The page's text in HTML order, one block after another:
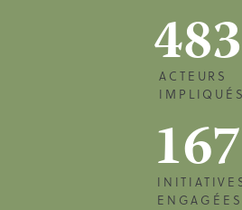
483
ACTEURS
IMPLIQUÉS
167
ENGAGÉES